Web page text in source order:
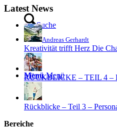
Suche
Menü Menü
Latest News
Andreas Gerhardt
Kreativität trifft Herz Die
RÜCKBLICKE – TEIL 4 –
Rückblicke – Teil 3 –
Bereiche